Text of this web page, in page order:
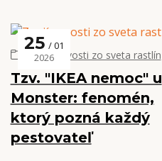
Tzv. "IKEA nemoc" u
Monster: fenomén,
ktorý pozná každý
pestovateľ
25
01
2026
Zaujímavosti zo sveta rastlín